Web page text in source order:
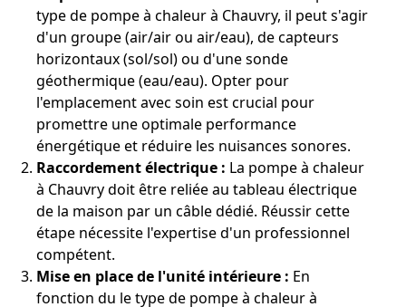
type de pompe à chaleur à Chauvry, il peut s'agir
d'un groupe (air/air ou air/eau), de capteurs
horizontaux (sol/sol) ou d'une sonde
géothermique (eau/eau). Opter pour
l'emplacement avec soin est crucial pour
promettre une optimale performance
énergétique et réduire les nuisances sonores.
Raccordement électrique : La pompe à chaleur
à Chauvry doit être reliée au tableau électrique
de la maison par un câble dédié. Réussir cette
étape nécessite l'expertise d'un professionnel
compétent.
Mise en place de l'unité intérieure : En
fonction du le type de pompe à chaleur à